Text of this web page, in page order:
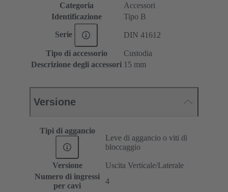
Categoria
Accessori
Identificazione
Tipo B
Serie DIN 41612
Tipo di accessorio
Custodia
Descrizione degli accessori 15 mm
Versione
Tipi di aggancio
Leve di aggancio o viti di
bloccaggio
Versione
Uscita Verticale/Laterale
Numero di ingressi
per cavi
4